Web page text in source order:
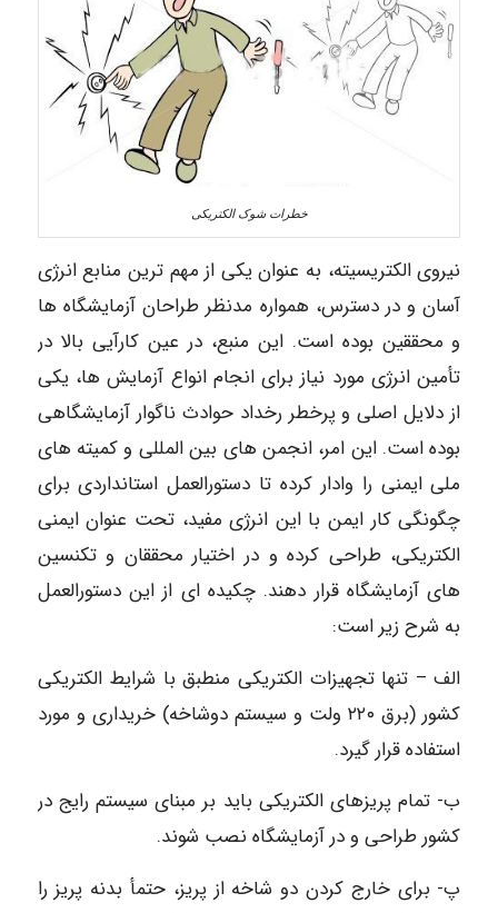
خطرات شوک الکتریکی
نیروی الکتریسیته، به عنوان یکی از مهم ترین منابع انرژی
آسان و در دسترس، همواره مدنظر طراحان آزمایشگاه ها
و محققین بوده است. این منبع، در عین کارآیی بالا در
تأمین انرژی مورد نیاز برای انجام انواع آزمایش ها، یکی
از دلایل اصلی و پرخطر رخداد حوادث ناگوار آزمایشگاهی
بوده است. این امر، انجمن های بین المللی و کمیته های
ملی ایمنی را وادار کرده تا دستورالعمل استانداردی برای
چگونگی کار ایمن با این انرژی مفید، تحت عنوان ایمنی
الکتریکی، طراحی کرده و در اختیار محققان و تکنسین
های آزمایشگاه قرار دهند. چکیده ای از این دستورالعمل
به شرح زیر است:
الف – تنها تجهیزات الکتریکی منطبق با شرایط الکتریکی
کشور (برق ۲۲۰ ولت و سیستم دوشاخه) خریداری و مورد
استفاده قرار گیرد.
ب- تمام پریزهای الکتریکی باید بر مبنای سیستم رایج در
کشور طراحی و در آزمایشگاه نصب شوند.
پ- برای خارج کردن دو شاخه از پریز، حتمأ بدنه پریز را